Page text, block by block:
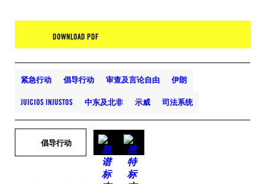
DOWNLOAD PDF
紧急行动 倡导行动 审查及言论自由 伊朗
JUICIOS INJUSTOS 中东及北非 示威 司法系统
倡导行动